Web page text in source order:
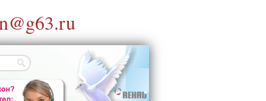
АКЦИЯ!
Установи окно и получи
в подарок подарочный
сертификат на сумму